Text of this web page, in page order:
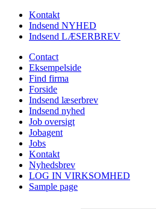
Kontakt
Indsend NYHED
Indsend LÆSERBREV
Contact
Eksempelside
Find firma
Forside
Indsend læserbrev
Indsend nyhed
Job oversigt
Jobagent
Jobs
Kontakt
Nyhedsbrev
LOG IN VIRKSOMHED
Sample page